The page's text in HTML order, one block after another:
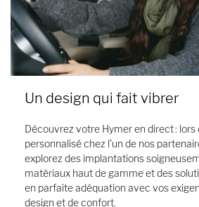
Configurateur camping-
Qu'il s'agisse d'un camping-car ou
composez avec notre configurateur
envies et vos besoins.